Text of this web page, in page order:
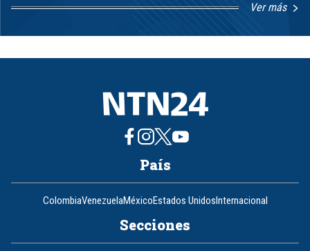
Ver más
1
8
País
ColombiaVenezuelaMéxicoEstados UnidosInternacional
Secciones